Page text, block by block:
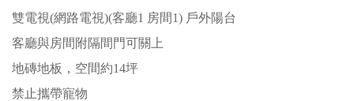
雙電視(網路電視)(客廳1 房間1) 戶外陽台
客廳與房間附隔間門可關上
地磚地板，空間約14坪
禁止攜帶寵物